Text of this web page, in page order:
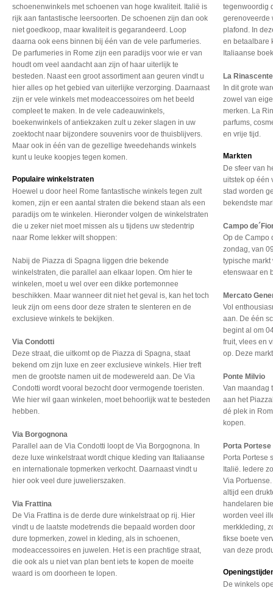
schoenenwinkels met schoenen van hoge kwaliteit. Italië is
rijk aan fantastische leersoorten. De schoenen zijn dan ook
niet goedkoop, maar kwaliteit is gegarandeerd. Loop
daarna ook eens binnen bij één van de vele parfumeries.
De parfumeries in Rome zijn een paradijs voor wie er van
houdt om veel aandacht aan zijn of haar uiterlijk te
besteden. Naast een groot assortiment aan geuren vindt u
hier alles op het gebied van uiterlijke verzorging. Daarnaast
zijn er vele winkels met modeaccessoires om het beeld
compleet te maken. In de vele cadeauwinkels,
boekenwinkels of antiekzaken zult u zeker slagen in uw
zoektocht naar bijzondere souvenirs voor de thuisblijvers.
Maar ook in één van de gezellige tweedehands winkels
kunt u leuke koopjes tegen komen.
Populaire winkelstraten
Hoewel u door heel Rome fantastische winkels tegen zult
komen, zijn er een aantal straten die bekend staan als een
paradijs om te winkelen. Hieronder volgen de winkelstraten
die u zeker niet moet missen als u tijdens uw stedentrip
naar Rome lekker wilt shoppen:
Nabij de Piazza di Spagna liggen drie bekende
winkelstraten, die parallel aan elkaar lopen. Om hier te
winkelen, moet u wel over een dikke portemonnee
beschikken. Maar wanneer dit niet het geval is, kan het toch
leuk zijn om eens door deze straten te slenteren en de
exclusieve winkels te bekijken.
Via Condotti
Deze straat, die uitkomt op de Piazza di Spagna, staat
bekend om zijn luxe en zeer exclusieve winkels. Hier treft
men de grootste namen uit de modewereld aan. De Via
Condotti wordt vooral bezocht door vermogende toeristen.
Wie hier wil gaan winkelen, moet behoorlijk wat te besteden
hebben.
Via Borgognona
Parallel aan de Via Condotti loopt de Via Borgognona. In
deze luxe winkelstraat wordt chique kleding van Italiaanse
en internationale topmerken verkocht. Daarnaast vindt u
hier ook veel dure juwelierszaken.
Via Frattina
De Via Frattina is de derde dure winkelstraat op rij. Hier
vindt u de laatste modetrends die bepaald worden door
dure topmerken, zowel in kleding, als in schoenen,
modeaccessoires en juwelen. Het is een prachtige straat,
die ook als u niet van plan bent iets te kopen de moeite
waard is om doorheen te lopen.
tegenwoordig
gerenoveerde
plafond. In
en betaalbare
Italiaanse
La Rinascente
In dit grote
zowel van
merken. La
parfums,
en vrije tijd.
Markten
De sfeer van
uitstek op één
stad worden
bekendste
Campo
Op de Campo
zondag, van
typische
etenswaar en
Mercato
Vol
aan. De één
begint al om
fruit, vlees en
op. Deze
Ponte Milvio
Van maandag
aan het
dé plek in
kopen.
Porta Portese
Porta Portese
Italië. Iedere
Via
altijd een
handelaren
worden veel
merkkleding,
fikse boete
van deze
De winkels